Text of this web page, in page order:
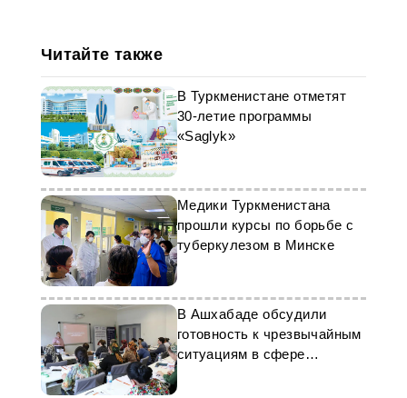
Читайте также
В Туркменистане отметят
30-летие программы
«Saglyk»
Медики Туркменистана
прошли курсы по борьбе с
туберкулезом в Минске
В Ашхабаде обсудили
готовность к чрезвычайным
ситуациям в сфере
здравоохранения